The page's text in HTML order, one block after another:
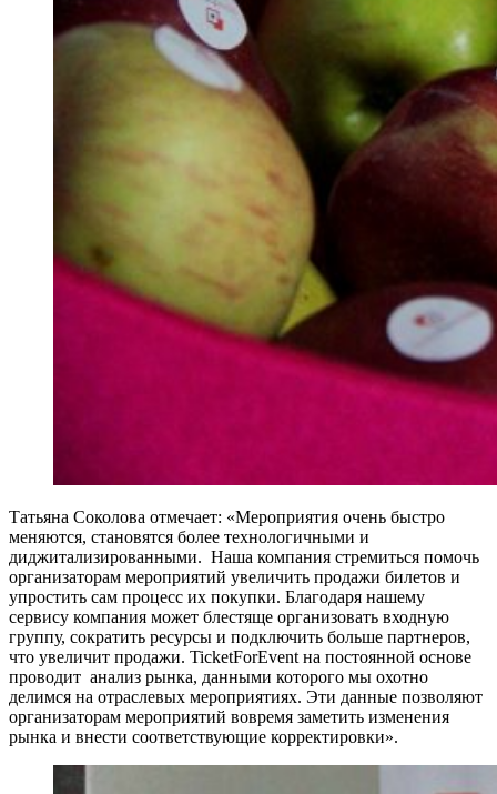
Татьяна Соколова отмечает: «Мероприятия очень быстро
меняются, становятся более технологичными и
диджитализированными. Наша компания стремиться помочь
организаторам мероприятий увеличить продажи билетов и
упростить сам процесс их покупки. Благодаря нашему
сервису компания может блестяще организовать входную
группу, сократить ресурсы и подключить больше партнеров,
что увеличит продажи. TicketForEvent на постоянной основе
проводит анализ рынка, данными которого мы охотно
делимся на отраслевых мероприятиях. Эти данные позволяют
организаторам мероприятий вовремя заметить изменения
рынка и внести соответствующие корректировки».